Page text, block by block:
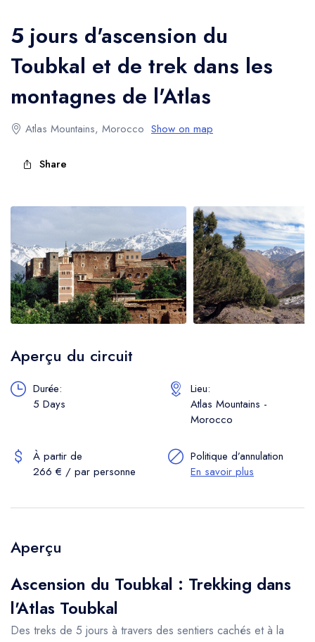
5 jours d'ascension du
Toubkal et de trek dans les
montagnes de l'Atlas
Atlas Mountains, Morocco Show on map
Share
Aperçu du circuit
Durée:
5 Days
Lieu:
Atlas Mountains -
Morocco
À partir de
266 € / par personne
Politique d’annulation
En savoir plus
Aperçu
Ascension du Toubkal : Trekking dans
l'Atlas Toubkal
Des treks de 5 jours à travers des sentiers cachés et à la